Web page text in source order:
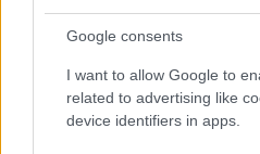
Google consents
I want to allow Google to
related to advertising like
device identifiers in apps.